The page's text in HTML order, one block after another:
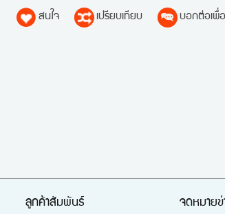
สนใจ เปรียบเทียบ บอกต่อเพื่
ลูกค้าสัมพันธ์ จดหมายข่